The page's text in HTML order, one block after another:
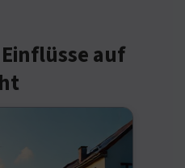
auf